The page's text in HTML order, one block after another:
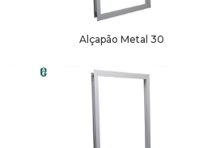
Alçapão Metal 30